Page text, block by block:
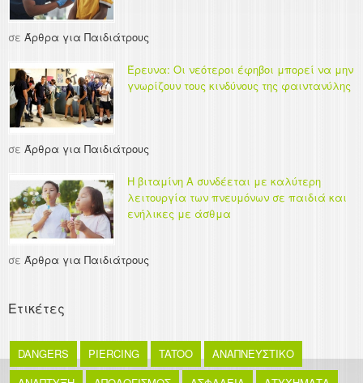
σε Άρθρα για Παιδιάτρους
Έρευνα: Οι νεότεροι έφηβοι μπορεί να μην
γνωρίζουν τους κινδύνους της φαιντανύλης
σε Άρθρα για Παιδιάτρους
Η βιταμίνη Α συνδέεται με καλύτερη
λειτουργία των πνευμόνων σε παιδιά και
ενήλικες με άσθμα
σε Άρθρα για Παιδιάτρους
Ετικέτες
DANGERS PIERCING TATOO
ΑΝΑΠΝΕΥΣΤΙΚΟ